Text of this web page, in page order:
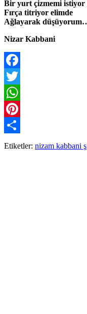
Bir yurt çizmemi istiyor
Fırça titriyor elimde
Ağlayarak
Nizar Kabbani
Facebook
Twitter
WhatsApp
Pinterest
Paylaş
Etiketler: nizam kabbani